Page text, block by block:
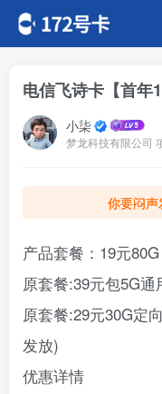
电信飞诗卡【首年
小柒
梦龙科技有限公司
你要闷声
产品套餐：19元80G
原套餐:39元包5G通
原套餐:29元30G定
发放)
优惠详情